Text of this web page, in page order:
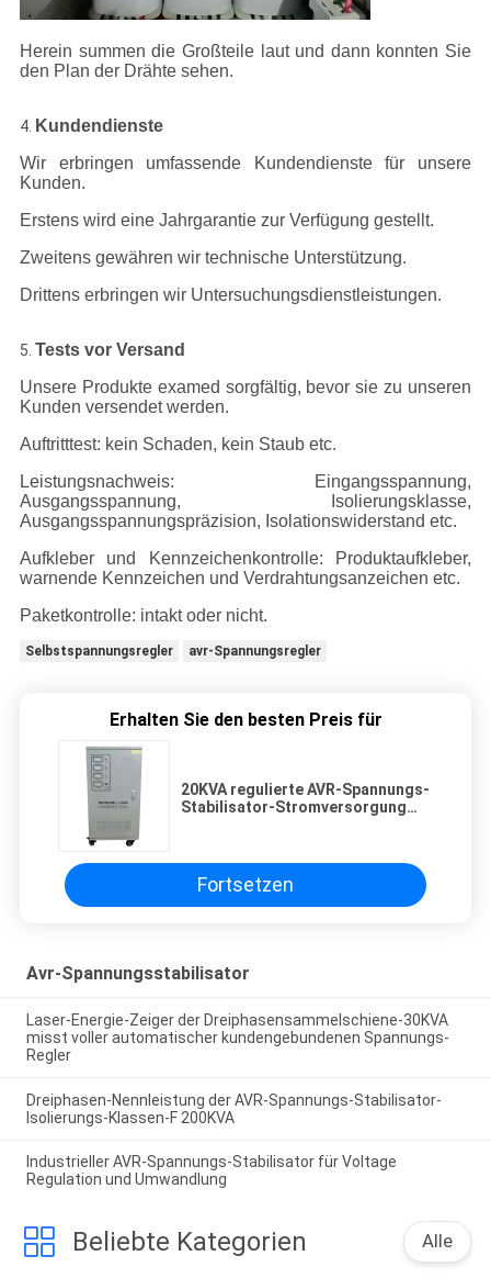
Herein summen die Großteile laut und dann konnten Sie
den Plan der Drähte sehen.
4. Kundendienste
Wir erbringen umfassende Kundendienste für unsere
Kunden.
Erstens wird eine Jahrgarantie zur Verfügung gestellt.
Zweitens gewähren wir technische Unterstützung.
Drittens erbringen wir Untersuchungsdienstleistungen.
5. Tests vor Versand
Unsere Produkte examed sorgfältig, bevor sie zu unseren
Kunden versendet werden.
Auftritttest: kein Schaden, kein Staub etc.
Leistungsnachweis: Eingangsspannung,
Ausgangsspannung, Isolierungsklasse,
Ausgangsspannungspräzision, Isolationswiderstand etc.
Aufkleber und Kennzeichenkontrolle: Produktaufkleber,
warnende Kennzeichen und Verdrahtungsanzeichen etc.
Paketkontrolle: intakt oder nicht.
Selbstspannungsregler avr-Spannungsregler
Erhalten Sie den besten Preis für
20KVA regulierte AVR-Spannungs-
Stabilisator-Stromversorgung
Fortsetzen
Avr-Spannungsstabilisator
Laser-Energie-Zeiger der Dreiphasensammelschiene-30KVA
misst voller automatischer kundengebundenen Spannungs-
Regler
Dreiphasen-Nennleistung der AVR-Spannungs-Stabilisator-
Isolierungs-Klassen-F 200KVA
Industrieller AVR-Spannungs-Stabilisator für Voltage
Regulation und Umwandlung
Beliebte Kategorien Alle